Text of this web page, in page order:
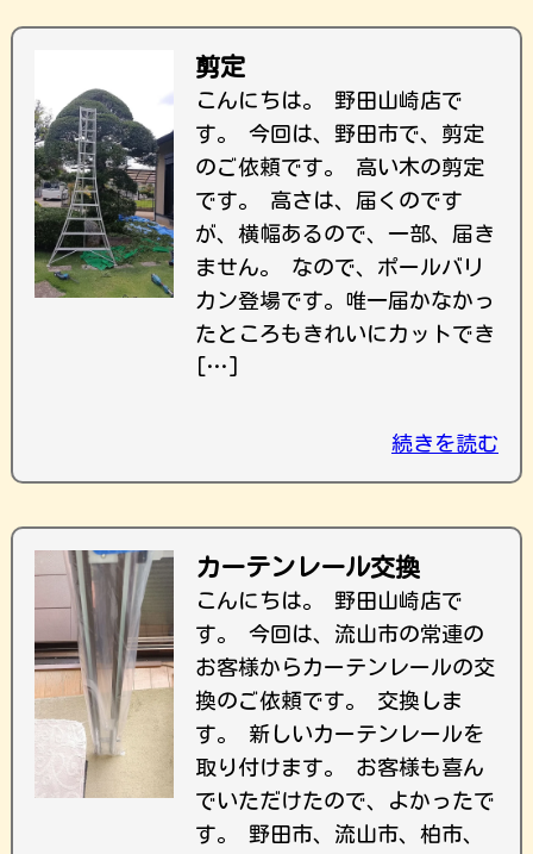
剪定
こんにちは。 野田山崎店で
す。 今回は、野田市で、剪定
のご依頼です。 高い木の剪定
です。 高さは、届くのです
が、横幅あるので、一部、届き
ません。 なので、ポールバリ
カン登場です。唯一届かなかっ
たところもきれいにカットでき
[…]
続きを読む
カーテンレール交換
こんにちは。 野田山崎店で
す。 今回は、流山市の常連の
お客様からカーテンレールの交
換のご依頼です。 交換しま
す。 新しいカーテンレールを
取り付けます。 お客様も喜ん
でいただけたので、よかったで
す。 野田市、流山市、柏市、